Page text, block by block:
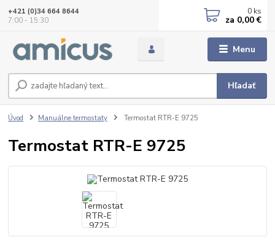
Menu
Hľadať
+421 (0)34 664 8644
7:00 - 15:30
0 ks
za 0,00 €
Úvod Manuálne termostaty Termostat RTR-E 9725
Termostat RTR-E 9725